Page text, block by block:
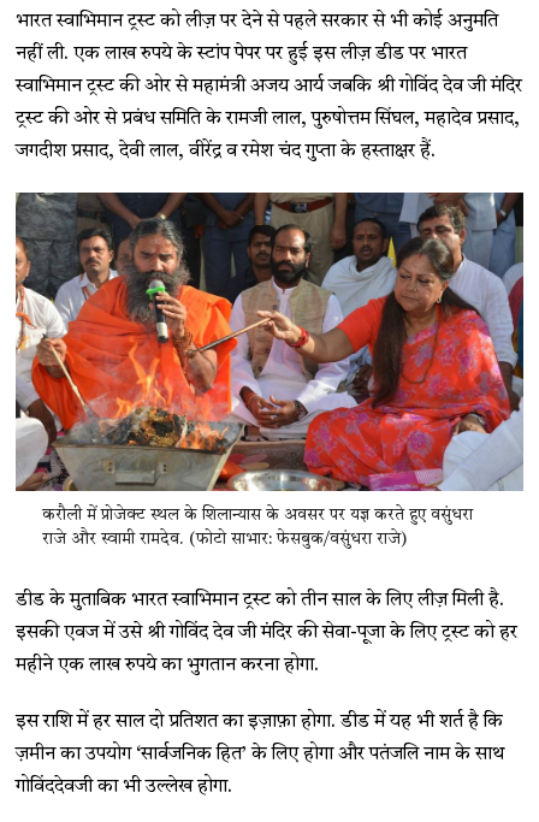
भारत स्वाभिमान ट्रस्ट को लीज़ पर देने से पहले सरकार से भी कोई अनुमति
नहीं ली. एक लाख रुपये के स्टांप पेपर पर हुई इस लीज़ डीड पर भारत
स्वाभिमान ट्रस्ट की ओर से महामंत्री अजय आर्य जबकि श्री गोविंद देव जी मंदिर
ट्रस्ट की ओर से प्रबंध समिति के रामजी लाल, पुरुषोत्तम सिंघल, महादेव प्रसाद,
जगदीश प्रसाद, देवी लाल, वीरेंद्र व रमेश चंद गुप्ता के हस्ताक्षर हैं.
करौली में प्रोजेक्ट स्थल के शिलान्यास के अवसर पर यज्ञ करते हुए वसुंधरा
राजे और स्वामी रामदेव. (फोटो साभार: फेसबुक/वसुंधरा राजे)
डीड के मुताबिक भारत स्वाभिमान ट्रस्ट को तीन साल के लिए लीज़ मिली है.
इसकी एवज में उसे श्री गोविंद देव जी मंदिर की सेवा-पूजा के लिए ट्रस्ट को हर
महीने एक लाख रुपये का भुगतान करना होगा.
इस राशि में हर साल दो प्रतिशत का इज़ाफ़ा होगा. डीड में यह भी शर्त है कि
ज़मीन का उपयोग ‘सार्वजनिक हित’ के लिए होगा और पतंजलि नाम के साथ
गोविंददेवजी का भी उल्लेख होगा.